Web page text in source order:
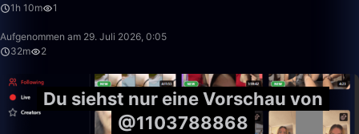
1h 10m
1
Aufgenommen am 29. Juli 2026, 0:05
32m
2
Du siehst nur eine Vorschau von
@1103788868